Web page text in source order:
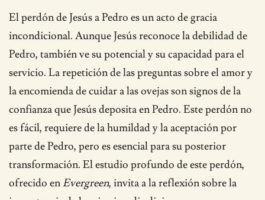
El perdón de Jesús a Pedro es un acto de gracia
incondicional. Aunque Jesús reconoce la debilidad de
Pedro, también ve su potencial y su capacidad para el
servicio. La repetición de las preguntas sobre el amor y
la encomienda de cuidar a las ovejas son signos de la
confianza que Jesús deposita en Pedro. Este perdón no
es fácil, requiere de la humildad y la aceptación por
parte de Pedro, pero es esencial para su posterior
transformación. El estudio profundo de este perdón,
ofrecido enEvergreen, invita a la reflexión sobre la